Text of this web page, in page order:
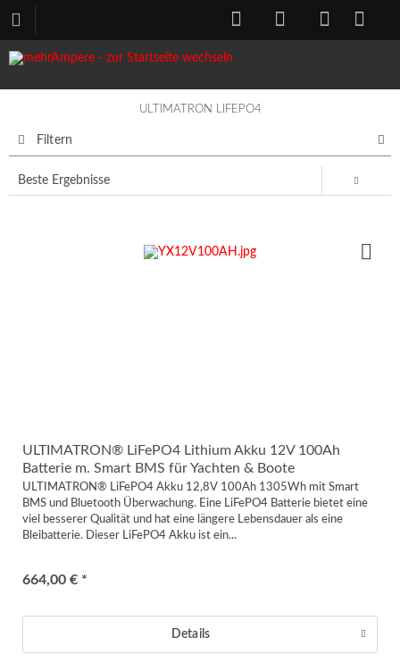
ULTIMATRON LIFEPO4
Filtern
ULTIMATRON® LiFePO4 Lithium Akku 12V 100Ah
Batterie m. Smart BMS für Yachten & Boote
ULTIMATRON® LiFePO4 Akku 12,8V 100Ah 1305Wh mit Smart
BMS und Bluetooth Überwachung. Eine LiFePO4 Batterie bietet eine
viel besserer Qualität und hat eine längere Lebensdauer als eine
Bleibatterie. Dieser LiFePO4 Akku ist ein...
664,00 € *
Details